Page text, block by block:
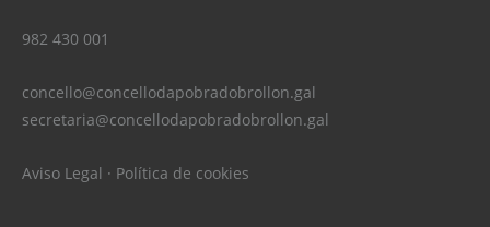
982 430 001
concello@concellodapobradobrollon.gal
secretaria@concellodapobradobrollon.gal
Aviso Legal · Política de cookies